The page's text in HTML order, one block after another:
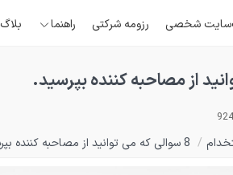
شخصی رزومه شرکتی راهنما بلاگ
/ 8 سوالی که می توانید از مصاحبه کننده بپرسید.